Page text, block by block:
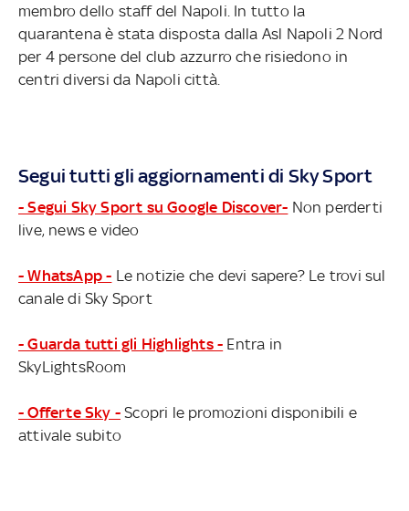
membro dello staff del Napoli. In tutto la
quarantena è stata disposta dalla Asl Napoli 2 Nord
per 4 persone del club azzurro che risiedono in
centri diversi da Napoli città.
Segui tutti gli aggiornamenti di Sky Sport
- Segui Sky Sport su Google Discover- Non perderti
live, news e video
- WhatsApp - Le notizie che devi sapere? Le trovi sul
canale di Sky Sport
- Guarda tutti gli Highlights - Entra in
SkyLightsRoom
- Offerte Sky - Scopri le promozioni disponibili e
attivale subito